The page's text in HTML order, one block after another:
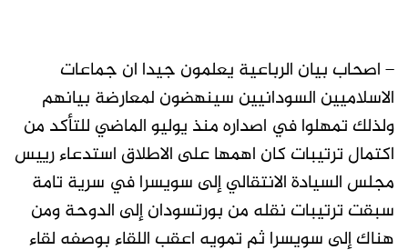
– اصحاب بيان الرباعية يعلمون جيدا ان جماعات
الاسلاميين السودانيين سينهضون لمعارضة بيانهم
ولذلك تمهلوا في اصداره منذ يوليو الماضي للتأكد من
اكتمال ترتيبات كان اهمها على الاطلاق استدعاء رييس
مجلس السيادة الانتقالي إلى سويسرا في سرية تامة
سبقت ترتيبات نقله من بورتسودان إلى الدوحة ومن
هناك إلى سويسرا ثم تمويه اعقب اللقاء بوصفه لقاء